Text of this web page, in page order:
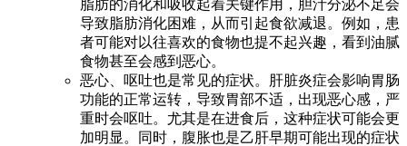
脂肪的消化和吸收起着关键作用，胆汁分泌不足会
导致脂肪消化困难，从而引起食欲减退。例如，患
者可能对以往喜欢的食物也提不起兴趣，看到油腻
食物甚至会感到恶心。
恶心、呕吐也是常见的症状。肝脏炎症会影响胃肠
功能的正常运转，导致胃部不适，出现恶心感，严
重时会呕吐。尤其是在进食后，这种症状可能会更
加明显。同时，腹胀也是乙肝早期可能出现的症状